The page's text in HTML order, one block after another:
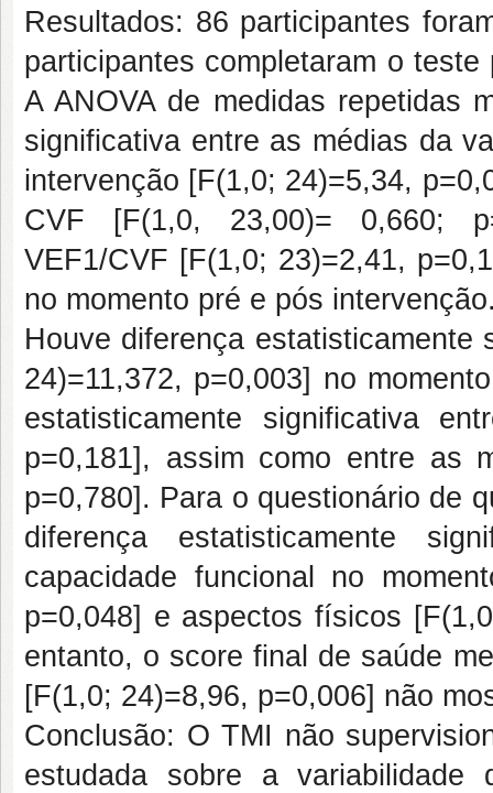
Resultados: 86 participantes
participantes completaram o
A ANOVA de medidas repetidas
significativa entre as médias da
intervenção [F(1,0; 24)=5,34,
CVF [F(1,0, 23,00)= 0,660;
VEF1/CVF [F(1,0; 23)=2,41,
no momento pré e pós
Houve diferença
24)=11,372, p=0,003] no
estatisticamente significativa
p=0,181], assim como entre as
p=0,780]. Para o questionário de
diferença estatisticamente
capacidade funcional no
p=0,048] e aspectos físicos
entanto, o score final de saúde
[F(1,0; 24)=8,96, p=0,006] não
Conclusão: O TMI não
estudada sobre a